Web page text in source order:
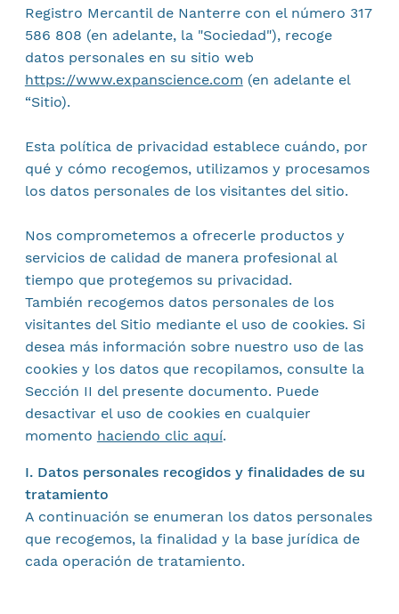
Registro Mercantil de Nanterre con el número 317
586 808 (en adelante, la "Sociedad"), recoge
datos personales en su sitio web
https://www.expanscience.com (en adelante el
“Sitio).
Esta política de privacidad establece cuándo, por
qué y cómo recogemos, utilizamos y procesamos
los datos personales de los visitantes del sitio.
Nos comprometemos a ofrecerle productos y
servicios de calidad de manera profesional al
tiempo que protegemos su privacidad.
También recogemos datos personales de los
visitantes del Sitio mediante el uso de cookies. Si
desea más información sobre nuestro uso de las
cookies y los datos que recopilamos, consulte la
Sección II del presente documento. Puede
desactivar el uso de cookies en cualquier
momento haciendo clic aquí.
I. Datos personales recogidos y finalidades de su
tratamiento
A continuación se enumeran los datos personales
que recogemos, la finalidad y la base jurídica de
cada operación de tratamiento.